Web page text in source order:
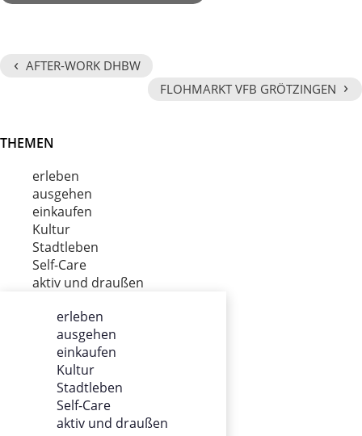
‹ AFTER-WORK DHBW
FLOHMARKT VFB GRÖTZINGEN ›
THEMEN
erleben
ausgehen
einkaufen
Kultur
Stadtleben
Self-Care
aktiv und draußen
erleben
ausgehen
einkaufen
Kultur
Stadtleben
Self-Care
aktiv und draußen
ÜBER UNS
Impressum
Datenschutz
Gewinnspiel
Werbung